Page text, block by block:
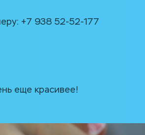
+7 938 52-52-177
еще красивее!